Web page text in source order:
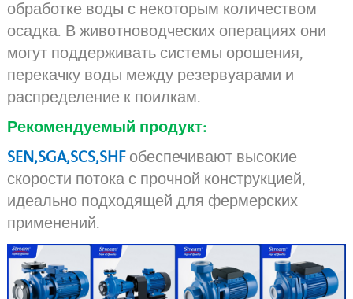
обработке воды с некоторым количеством
осадка. В животноводческих операциях они
могут поддерживать системы орошения,
перекачку воды между резервуарами и
распределение к поилкам.
Рекомендуемый продукт:
SEN,SGA,SCS,SHFобеспечивают высокие
скорости потока с прочной конструкцией,
идеально подходящей для фермерских
применений.